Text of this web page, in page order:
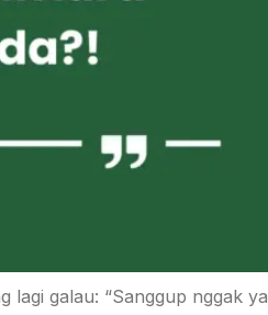
lagi galau: “Sanggup nggak ya